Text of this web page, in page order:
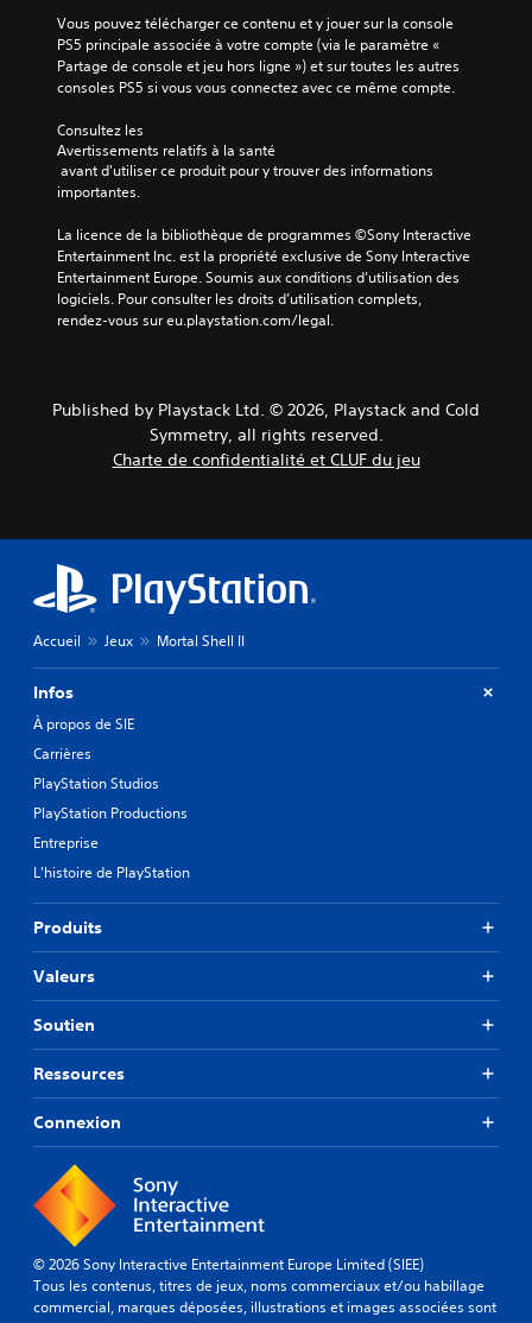
l
e
s
é
é
m
e
n
s
c
l
é
s
'
n
g
e
e
l
e
p
e
s
n
g
e
p
i
a
x
u
e
s
o
n
Vous pouvez télécharger ce contenu et y jouer sur la console
PS5 principale associée à votre compte (via le paramètre «
Partage de console et jeu hors ligne ») et sur toutes les autres
consoles PS5 si vous vous connectez avec ce même compte.
Consultez les
Avertissements relatifs à la santé
importantes.
La licence de la bibliothèque de programmes ©Sony Interactive
Entertainment Inc. est la propriété exclusive de Sony Interactive
Entertainment Europe. Soumis aux conditions d’utilisation des
logiciels. Pour consulter les droits d’utilisation complets,
rendez-vous sur eu.playstation.com/legal.
Published by Playstack Ltd. © 2026, Playstack and Cold
Symmetry, all rights reserved.
Charte de confidentialité et CLUF du jeu
Accueil Jeux Mortal Shell II
Infos
À propos de SIE
Carrières
PlayStation Studios
PlayStation Productions
Entreprise
L'histoire de PlayStation
Produits
Valeurs
Soutien
Ressources
Connexion
© 2026 Sony Interactive Entertainment Europe Limited (SIEE)
Tous les contenus, titres de jeux, noms commerciaux et/ou habillage
commercial, marques déposées, illustrations et images associées sont